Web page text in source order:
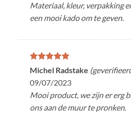
Materiaal, kleur, verpakking
een mooi kado om te geven.
Gewaardeerd
5 uit 5
Michel Radstake
09/07/2023
Mooi product, we zijn er erg
ons aan de muur te pronken.